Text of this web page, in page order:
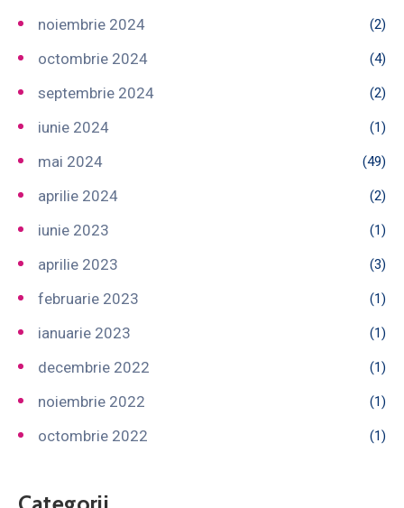
noiembrie 2024 (2)
octombrie 2024 (4)
septembrie 2024 (2)
iunie 2024 (1)
mai 2024 (49)
aprilie 2024 (2)
iunie 2023 (1)
aprilie 2023 (3)
februarie 2023 (1)
ianuarie 2023 (1)
decembrie 2022 (1)
noiembrie 2022 (1)
octombrie 2022 (1)